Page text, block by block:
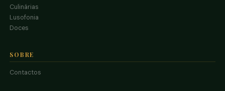
Culinárias
Lusofonia
Doces
SOBRE
Contactos